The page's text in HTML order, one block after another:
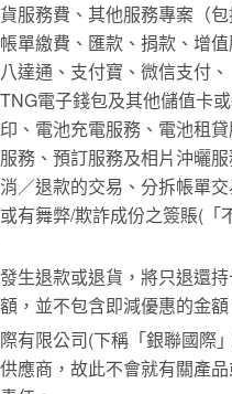
服務費、其他服務專案（
單繳費、匯款、捐款、增
達通、支付寶、微信支付
電子錢包及其他儲值卡
、電池充電服務、電池租
務、預訂服務及相片沖曬
／退款的交易、分拆帳單
有舞弊/欺詐成份之簽賬(「
生退款或退貨，將只退還
，並不包含即減優惠的金額
有限公司(下稱「銀聯國際
應商，故此不會就有關產